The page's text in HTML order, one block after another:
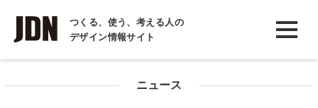
つくる、使う、考える人の
デザイン情報サイト
INTERVIEW
インタビュー
ニュース